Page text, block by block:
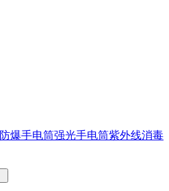
防爆手电筒强光手电筒紫外线消毒